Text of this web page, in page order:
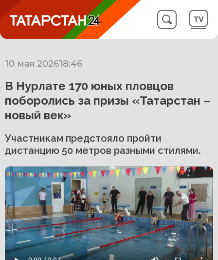
10 мая 202618:46
В Нурлате 170 юных пловцов
поборолись за призы «Татарстан –
новый век»
Участникам предстояло пройти
дистанцию 50 метров разными стилями.